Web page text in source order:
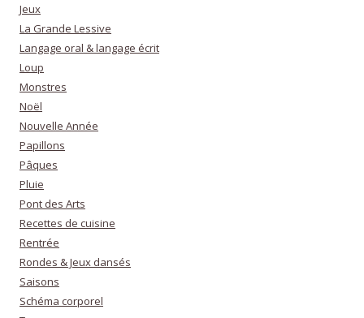
Jeux
La Grande Lessive
Langage oral & langage écrit
Loup
Monstres
Noël
Nouvelle Année
Papillons
Pâques
Pluie
Pont des Arts
Recettes de cuisine
Rentrée
Rondes & Jeux dansés
Saisons
Schéma corporel